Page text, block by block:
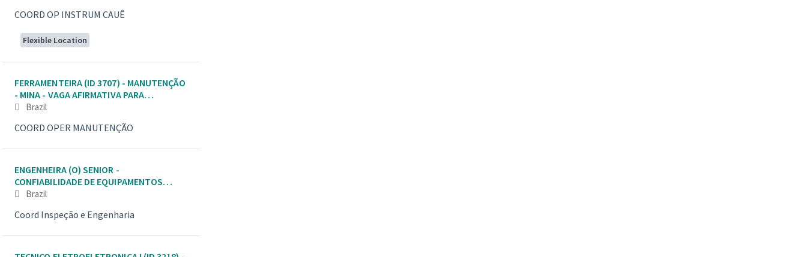
COORD OP INSTRUM CAUÊ
Flexible Location
FERRAMENTEIRA (ID 3707) - MANUTENÇÃO
- MINA - VAGA AFIRMATIVA PARA
MULHERES
Brazil
COORD OPER MANUTENÇÃO
ENGENHEIRA (O) SENIOR -
CONFIABILIDADE DE EQUIPAMENTOS
MÓVEIS DE MINA
Brazil
Coord Inspeção e Engenharia